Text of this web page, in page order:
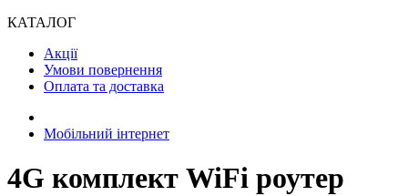
КАТАЛОГ
Акції
Умови повернення
Оплата та доставка
Мобільний інтернет
4G комплект WiFi роутер